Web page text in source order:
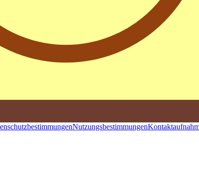
Nutzungsbestimmungen